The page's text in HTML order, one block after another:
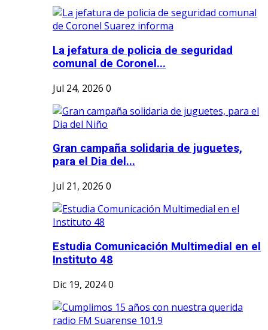
La jefatura de policia de seguridad
comunal de Coronel...
Jul 24, 2026 0
Gran campaña solidaria de juguetes,
para el Dia del...
Jul 21, 2026 0
Estudia Comunicación Multimedial en el
Instituto 48
Dic 19, 20240